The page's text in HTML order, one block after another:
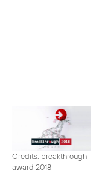
Credits: breakthrough
award 2018